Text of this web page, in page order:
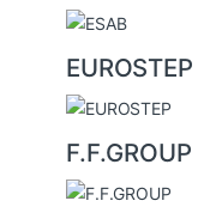
EUROSTEP
F.F.GROUP